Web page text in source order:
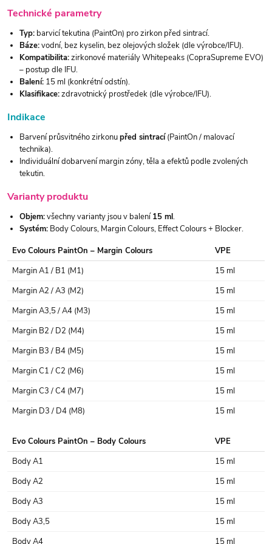
Technické parametry
Typ: barvicí tekutina (PaintOn) pro zirkon před sintrací.
Báze:vodní, bez kyselin, bez olejových složek (dle výrobce/IFU).
Kompatibilita:zirkonové materiály Whitepeaks (CopraSupreme EVO)
– postup dle IFU.
Balení: 15 ml (konkrétní odstín).
Klasifikace:zdravotnický prostředek (dle výrobce/IFU).
Indikace
Barvení průsvitného zirkonupřed sintrací(PaintOn / malovací
technika).
Individuální dobarvení margin zóny, těla a efektů podle zvolených
tekutin.
Varianty produktu
Objem:všechny varianty jsou v balení15 ml.
Systém: Body Colours, Margin Colours, Effect Colours + Blocker.
Evo Colours PaintOn – Margin Colours
VPE
Margin A1 / B1 (M1)
15 ml
Margin A2 / A3 (M2)
15 ml
Margin A3,5 / A4 (M3)
15 ml
Margin B2 / D2 (M4)
15 ml
Margin B3 / B4 (M5)
15 ml
Margin C1 / C2 (M6)
15 ml
Margin C3 / C4 (M7)
15 ml
Margin D3 / D4 (M8)
15 ml
Evo Colours PaintOn – Body Colours
VPE
Body A1
15 ml
Body A2
15 ml
Body A3
15 ml
Body A3,5
15 ml
Body A4
15 ml